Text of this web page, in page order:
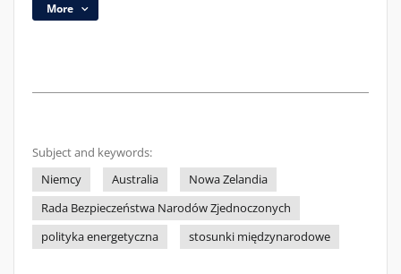
More
Subject and keywords:
Niemcy
Australia
Nowa Zelandia
Rada Bezpieczeństwa Narodów Zjednoczonych
polityka energetyczna
stosunki międzynarodowe